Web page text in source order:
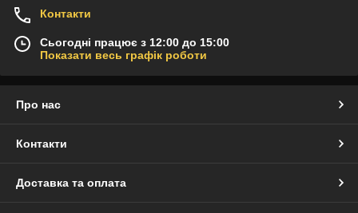
Контакти
Сьогодні працює з 12:00 до 15:00
Показати весь графік роботи
Про нас
Контакти
Доставка та оплата